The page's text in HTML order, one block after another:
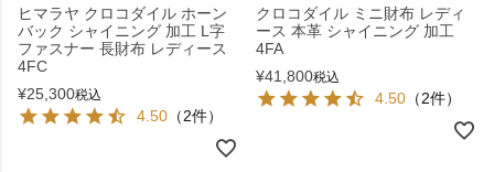
ヒマラヤ クロコダイル ホーン
バック シャイニング 加工 L字
ファスナー 長財布 レディース
4FC
¥25,300税込
4.50 （2件）
クロコダイル ミニ財布 レディ
ース 本革 シャイニング 加工
4FA
¥41,800税込
4.50 （2件）